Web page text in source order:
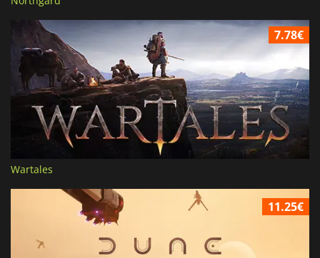
7.78€
Wartales
11.25€